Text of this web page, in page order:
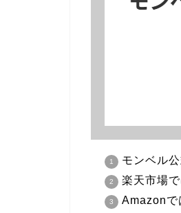
モンベル
楽天市場
Amazonで